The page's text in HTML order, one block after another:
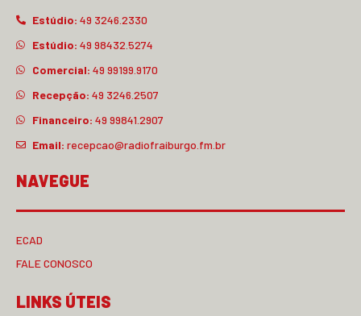
Estúdio: 49 3246.2330
Estúdio: 49 98432.5274
Comercial: 49 99199.9170
Recepção: 49 3246.2507
Financeiro: 49 99841.2907
Email: recepcao@radiofraiburgo.fm.br
NAVEGUE
ECAD
FALE CONOSCO
LINKS ÚTEIS